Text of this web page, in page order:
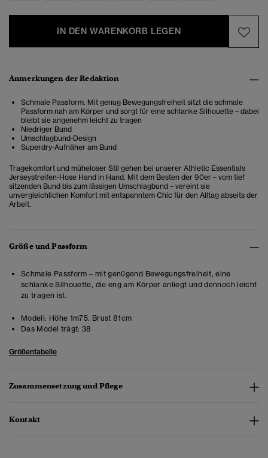
IN DEN WARENKORB LEGEN
Anmerkungen der Redaktion
Schmale Passform. Mit genug Bewegungsfreiheit sitzt die schmale
Passform nah am Körper und sorgt für eine schlanke Silhouette – dabei
bleibt sie angenehm leicht zu tragen
Niedriger Bund
Umschlagbund-Design
Superdry-Aufnäher am Bund
Tragekomfort und müheloser Stil gehen bei unserer Athletic Essentials
Jerseystreifen-Hose Hand in Hand. Mit dem Besten der 90er – vom tief
sitzenden Bund bis zum lässigen Umschlagbund – vereint sie
unvergleichlichen Komfort mit entspanntem Chic für den Alltag abseits der
Arbeit.
Größe und Passform
Schmale Passform – mit genügend Bewegungsfreiheit, eine
schlanke Silhouette, die eng am Körper anliegt und dennoch leicht
zu tragen ist.
Modell: Höhe 1m75. Brust 81cm
Das Model trägt: 38
Größentabelle
Zusammensetzung und Pflege
Kontakt